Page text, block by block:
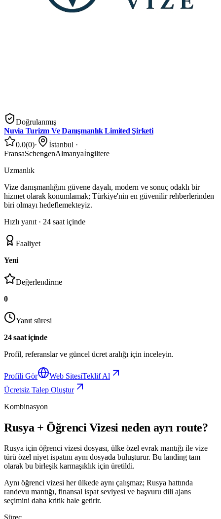
Doğrulanmış
Nuvia Turizm Ve Danışmanlık Limited Şirketi
0.0(0)· İstanbul ·
FransaSchengenAlmanyaİngiltere
Uzmanlık
Vize danışmanlığını güvene dayalı, modern ve sonuç odaklı bir
hizmet olarak konumlamak; Türkiye'nin en güvenilir rehberlerinden
biri olmayı hedeflemekteyiz.
Hızlı yanıt · 24 saat içinde
Faaliyet
Yeni
Değerlendirme
0
Yanıt süresi
24 saat içinde
Profil, referanslar ve güncel ücret aralığı için inceleyin.
Profili Gör Web SitesiTeklif Al
Ücretsiz Talep Oluştur
Kombinasyon
Rusya + Öğrenci Vizesi neden ayrı route?
Rusya için öğrenci vizesi dosyası, ülke özel evrak mantığı ile vize
türü özel niyet ispatını aynı dosyada buluşturur. Bu landing tam
olarak bu birleşik karmaşıklık için üretildi.
Aynı öğrenci vizesi her ülkede aynı çalışmaz; Rusya hattında
randevu mantığı, finansal ispat seviyesi ve başvuru dili ajans
seçimini daha kritik hale getirir.